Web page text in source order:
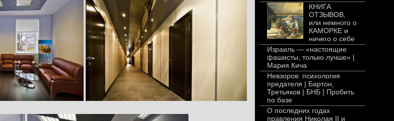
КНИГА
ОТЗЫВОВ,
или немного о
КАМОРКЕ и
ничего о себе
Израиль — «настоящие
фашисты, только лучше» |
Мария Кича
Невзоров: психология
предателя | Бартон,
Третьяков | БНБ | Пробить
по базе
О последних годах
правления Николая II и